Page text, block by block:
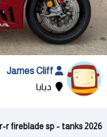
دبابا
2026 honda cbr1000rr-r fireblade sp - tanks | دبابا